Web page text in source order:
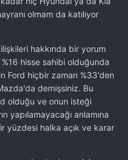
olmam da katılıyor
hakkında bir yorum
hisse sahibi olduğunda
Ford hiçbir zaman %33'den
demişsiniz. Bu
olduğu ve onun isteği
yapılamayacağı anlamına
yüzdesi halka açık ve karar